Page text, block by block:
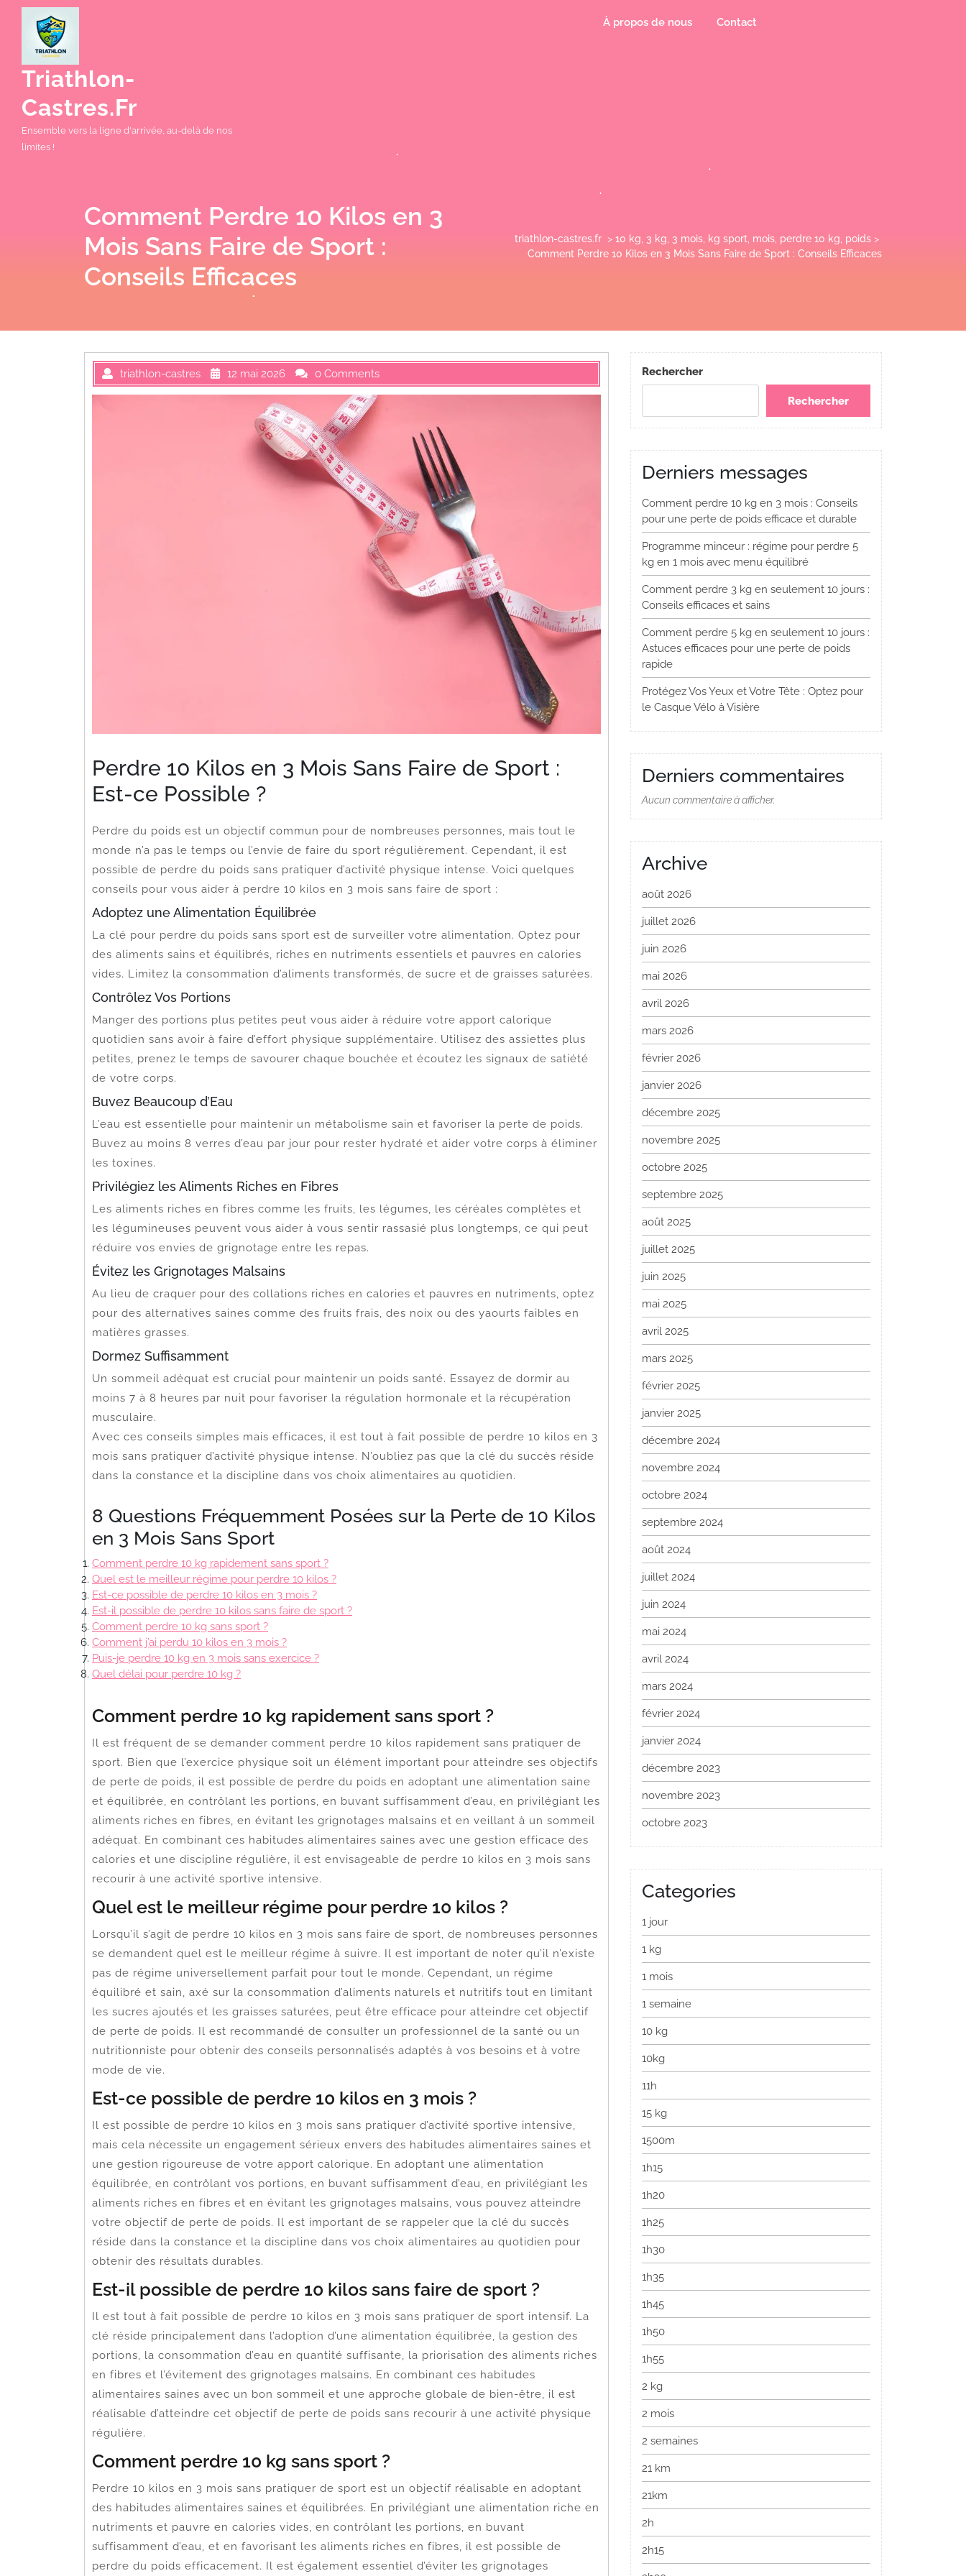
Triathlon-
Castres.fr
Ensemble vers la ligne d'arrivée, au-delà de nos
limites !
À propos de nous Contact
Comment Perdre 10 Kilos en 3
Mois Sans Faire de Sport :
Conseils Efficaces
triathlon-castres.fr > 10 kg 3 kg 3 mois kg sport mois perdre 10 kg poids >
Comment Perdre 10 Kilos en 3 Mois Sans Faire de Sport : Conseils Efficaces
triathlon-castres 12 mai 2026 0 Comments
Perdre 10 Kilos en 3 Mois Sans Faire de Sport :
Est-ce Possible ?
Perdre du poids est un objectif commun pour de nombreuses personnes, mais tout le
monde n’a pas le temps ou l’envie de faire du sport régulièrement. Cependant, il est
possible de perdre du poids sans pratiquer d’activité physique intense. Voici quelques
conseils pour vous aider à perdre 10 kilos en 3 mois sans faire de sport :
Adoptez une Alimentation Équilibrée
La clé pour perdre du poids sans sport est de surveiller votre alimentation. Optez pour
des aliments sains et équilibrés, riches en nutriments essentiels et pauvres en calories
vides. Limitez la consommation d’aliments transformés, de sucre et de graisses saturées.
Contrôlez Vos Portions
Manger des portions plus petites peut vous aider à réduire votre apport calorique
quotidien sans avoir à faire d’effort physique supplémentaire. Utilisez des assiettes plus
petites, prenez le temps de savourer chaque bouchée et écoutez les signaux de satiété
de votre corps.
Buvez Beaucoup d’Eau
L’eau est essentielle pour maintenir un métabolisme sain et favoriser la perte de poids.
Buvez au moins 8 verres d’eau par jour pour rester hydraté et aider votre corps à éliminer
les toxines.
Privilégiez les Aliments Riches en Fibres
Les aliments riches en fibres comme les fruits, les légumes, les céréales complètes et
les légumineuses peuvent vous aider à vous sentir rassasié plus longtemps, ce qui peut
réduire vos envies de grignotage entre les repas.
Évitez les Grignotages Malsains
Au lieu de craquer pour des collations riches en calories et pauvres en nutriments, optez
pour des alternatives saines comme des fruits frais, des noix ou des yaourts faibles en
matières grasses.
Dormez Suffisamment
Un sommeil adéquat est crucial pour maintenir un poids santé. Essayez de dormir au
moins 7 à 8 heures par nuit pour favoriser la régulation hormonale et la récupération
musculaire.
Avec ces conseils simples mais efficaces, il est tout à fait possible de perdre 10 kilos en 3
mois sans pratiquer d’activité physique intense. N’oubliez pas que la clé du succès réside
dans la constance et la discipline dans vos choix alimentaires au quotidien.
8 Questions Fréquemment Posées sur la Perte de 10 Kilos
en 3 Mois Sans Sport
Comment perdre 10 kg rapidement sans sport ?
Quel est le meilleur régime pour perdre 10 kilos ?
Est-ce possible de perdre 10 kilos en 3 mois ?
Est-il possible de perdre 10 kilos sans faire de sport ?
Comment perdre 10 kg sans sport ?
Comment j’ai perdu 10 kilos en 3 mois ?
Puis-je perdre 10 kg en 3 mois sans exercice ?
Quel délai pour perdre 10 kg ?
Comment perdre 10 kg rapidement sans sport ?
Il est fréquent de se demander comment perdre 10 kilos rapidement sans pratiquer de
sport. Bien que l’exercice physique soit un élément important pour atteindre ses objectifs
de perte de poids, il est possible de perdre du poids en adoptant une alimentation saine
et équilibrée, en contrôlant les portions, en buvant suffisamment d’eau, en privilégiant les
aliments riches en fibres, en évitant les grignotages malsains et en veillant à un sommeil
adéquat. En combinant ces habitudes alimentaires saines avec une gestion efficace des
calories et une discipline régulière, il est envisageable de perdre 10 kilos en 3 mois sans
recourir à une activité sportive intensive.
Quel est le meilleur régime pour perdre 10 kilos ?
Lorsqu’il s’agit de perdre 10 kilos en 3 mois sans faire de sport, de nombreuses personnes
se demandent quel est le meilleur régime à suivre. Il est important de noter qu’il n’existe
pas de régime universellement parfait pour tout le monde. Cependant, un régime
équilibré et sain, axé sur la consommation d’aliments naturels et nutritifs tout en limitant
les sucres ajoutés et les graisses saturées, peut être efficace pour atteindre cet objectif
de perte de poids. Il est recommandé de consulter un professionnel de la santé ou un
nutritionniste pour obtenir des conseils personnalisés adaptés à vos besoins et à votre
mode de vie.
Est-ce possible de perdre 10 kilos en 3 mois ?
Il est possible de perdre 10 kilos en 3 mois sans pratiquer d’activité sportive intensive,
mais cela nécessite un engagement sérieux envers des habitudes alimentaires saines et
une gestion rigoureuse de votre apport calorique. En adoptant une alimentation
équilibrée, en contrôlant vos portions, en buvant suffisamment d’eau, en privilégiant les
aliments riches en fibres et en évitant les grignotages malsains, vous pouvez atteindre
votre objectif de perte de poids. Il est important de se rappeler que la clé du succès
réside dans la constance et la discipline dans vos choix alimentaires au quotidien pour
obtenir des résultats durables.
Est-il possible de perdre 10 kilos sans faire de sport ?
Il est tout à fait possible de perdre 10 kilos en 3 mois sans pratiquer de sport intensif. La
clé réside principalement dans l’adoption d’une alimentation équilibrée, la gestion des
portions, la consommation d’eau en quantité suffisante, la priorisation des aliments riches
en fibres et l’évitement des grignotages malsains. En combinant ces habitudes
alimentaires saines avec un bon sommeil et une approche globale de bien-être, il est
réalisable d’atteindre cet objectif de perte de poids sans recourir à une activité physique
régulière.
Comment perdre 10 kg sans sport ?
Perdre 10 kilos en 3 mois sans pratiquer de sport est un objectif réalisable en adoptant
des habitudes alimentaires saines et équilibrées. En privilégiant une alimentation riche en
nutriments et pauvre en calories vides, en contrôlant les portions, en buvant
suffisamment d’eau, et en favorisant les aliments riches en fibres, il est possible de
perdre du poids efficacement. Il est également essentiel d’éviter les grignotages
Rechercher
Rechercher
Derniers messages
Comment perdre 10 kg en 3 mois : Conseils
pour une perte de poids efficace et durable
Programme minceur : régime pour perdre 5
kg en 1 mois avec menu équilibré
Comment perdre 3 kg en seulement 10 jours :
Conseils efficaces et sains
Comment perdre 5 kg en seulement 10 jours :
Astuces efficaces pour une perte de poids
rapide
Protégez Vos Yeux et Votre Tête : Optez pour
le Casque Vélo à Visière
Derniers commentaires
Aucun commentaire à afficher.
Archive
août 2026
juillet 2026
juin 2026
mai 2026
avril 2026
mars 2026
février 2026
janvier 2026
décembre 2025
novembre 2025
octobre 2025
septembre 2025
août 2025
juillet 2025
juin 2025
mai 2025
avril 2025
mars 2025
février 2025
janvier 2025
décembre 2024
novembre 2024
octobre 2024
septembre 2024
août 2024
juillet 2024
juin 2024
mai 2024
avril 2024
mars 2024
février 2024
janvier 2024
décembre 2023
novembre 2023
octobre 2023
Categories
1 jour
1 kg
1 mois
1 semaine
10 kg
10kg
11h
15 kg
1500m
1h15
1h20
1h25
1h30
1h35
1h45
1h50
1h55
2 kg
2 mois
2 semaines
21 km
21km
2h
2h15